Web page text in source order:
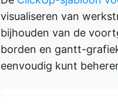
visualiseren van
bijhouden van de
borden en gantt-
eenvoudig kunt